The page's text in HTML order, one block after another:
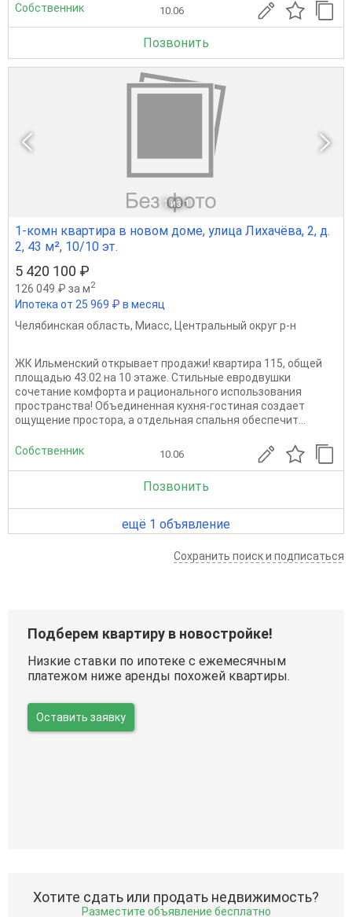
Собственник 10.06
Позвонить
1 из 1
1-комн квартира в новом доме, улица Лихачёва, 2, д.
2, 43 м², 10/10 эт.
5 420 100 ₽
126 049 ₽ за м2
Ипотека от 25 969 ₽ в месяц
Челябинская область, Миасс, Центральный округ р-н
ЖК Ильменский открывает продажи! квартира 115, общей
площадью 43.02 на 10 этаже. Стильные евродвушки
сочетание комфорта и рационального использования
пространства! Объединенная кухня-гостиная создает
ощущение простора, а отдельная спальня обеспечит...
Собственник 10.06
Позвонить
ещё 1 объявление
Сохранить поиск и подписаться
Подберем квартиру в новостройке!
Низкие ставки по ипотеке с ежемесячным
платежом ниже аренды похожей квартиры.
Оставить заявку
Хотите сдать или продать недвижимость?
Разместите объявление бесплатно